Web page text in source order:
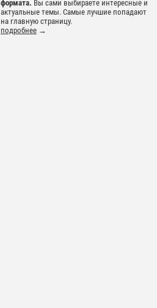
формата. Вы сами выбираете интересные и
актуальные темы. Самые лучшие попадают
на главную страницу.
подробнее →